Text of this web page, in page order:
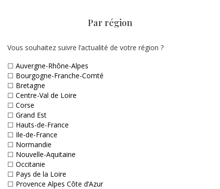
Par région
Vous souhaitez suivre l’actualité de votre région ?
☐ Auvergne-Rhône-Alpes
☐ Bourgogne-Franche-Comté
☐ Bretagne
☐ Centre-Val de Loire
☐ Corse
☐ Grand Est
☐ Hauts-de-France
☐ Ile-de-France
☐ Normandie
☐ Nouvelle-Aquitaine
☐ Occitanie
☐ Pays de la Loire
☐ Provence Alpes Côte d’Azur